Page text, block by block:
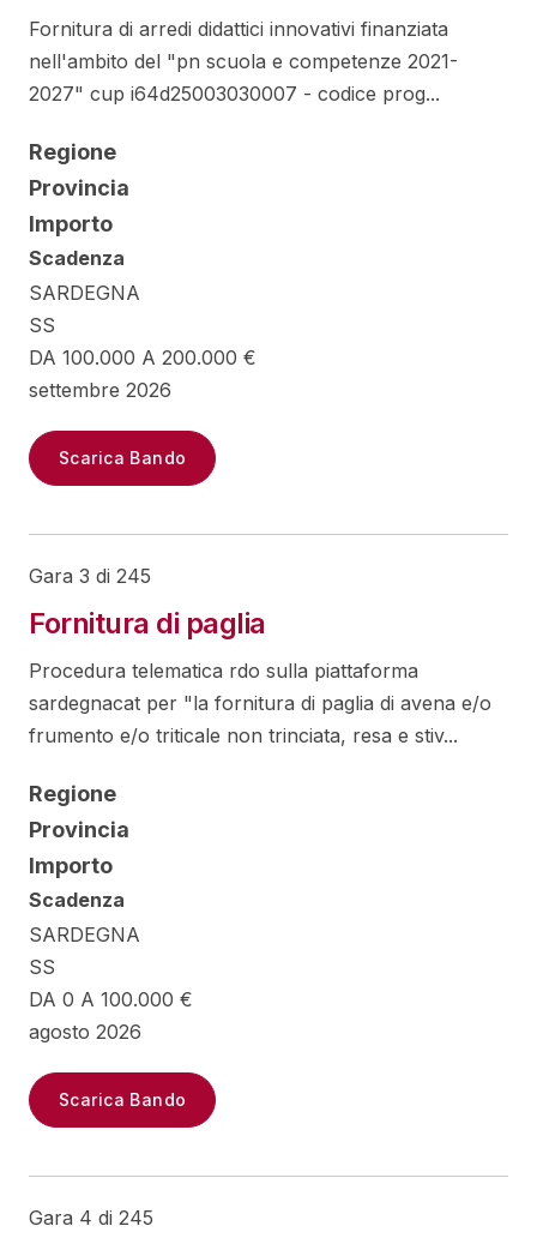
Fornitura di arredi didattici innovativi finanziata
nell'ambito del "pn scuola e competenze 2021-
2027" cup i64d25003030007 - codice prog...
Regione
Provincia
Importo
Scadenza
SARDEGNA
SS
DA 100.000 A 200.000 €
settembre 2026
Scarica Bando
Gara 3 di 245
Fornitura di paglia
Procedura telematica rdo sulla piattaforma
sardegnacat per "la fornitura di paglia di avena e/o
frumento e/o triticale non trinciata, resa e stiv...
Regione
Provincia
Importo
Scadenza
SARDEGNA
SS
DA 0 A 100.000 €
agosto 2026
Scarica Bando
Gara 4 di 245